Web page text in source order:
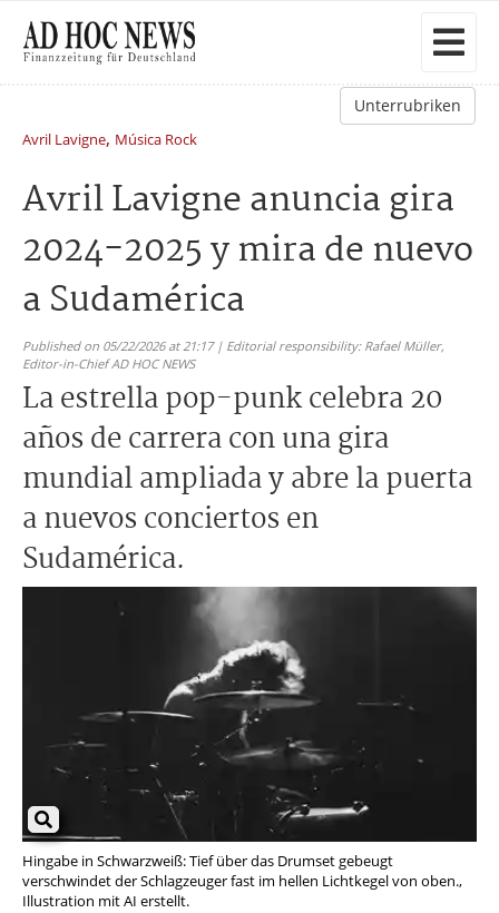
Unterrubriken
Avril Lavigne, Música Rock
Avril Lavigne anuncia gira
2024-2025 y mira de nuevo
a Sudamérica
Published on 05/22/2026 at 21:17 | Editorial responsibility: Rafael Müller,
Editor-in-Chief AD HOC NEWS
La estrella pop-punk celebra 20
años de carrera con una gira
mundial ampliada y abre la puerta
a nuevos conciertos en
Sudamérica.
Hingabe in Schwarzweiß: Tief über das Drumset gebeugt
verschwindet der Schlagzeuger fast im hellen Lichtkegel von oben.,
Illustration mit AI erstellt.